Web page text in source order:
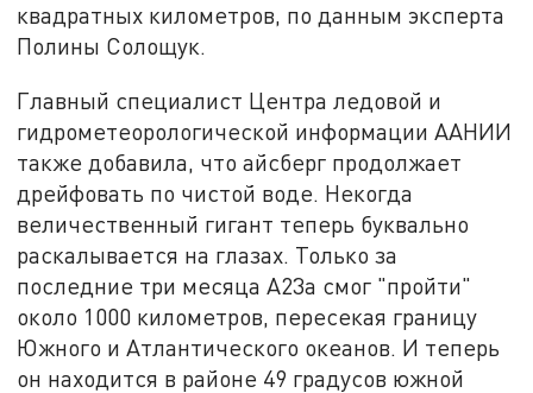
квадратных километров, по данным эксперта
Полины Солощук.
Главный специалист Центра ледовой и
гидрометеорологической информации ААНИИ
также добавила, что айсберг продолжает
дрейфовать по чистой воде. Некогда
величественный гигант теперь буквально
раскалывается на глазах. Только за
последние три месяца А23а смог "пройти"
около 1000 километров, пересекая границу
Южного и Атлантического океанов. И теперь
он находится в районе 49 градусов южной